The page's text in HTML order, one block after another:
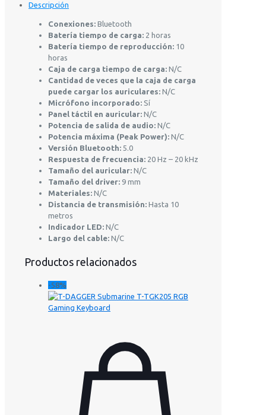
Descripción
Conexiones: Bluetooth
Batería tiempo de carga: 2 horas
Batería tiempo de reproducción: 10
horas
Caja de carga tiempo de carga: N/C
Cantidad de veces que la caja de carga
puede cargar los auriculares: N/C
Micrófono incorporado: Sí
Panel táctil en auricular: N/C
Potencia de salida de audio: N/C
Potencia máxima (Peak Power): N/C
Versión Bluetooth: 5.0
Respuesta de frecuencia: 20 Hz – 20 kHz
Tamaño del auricular: N/C
Tamaño del driver: 9 mm
Materiales: N/C
Distancia de transmisión: Hasta 10
metros
Indicador LED: N/C
Largo del cable: N/C
Productos relacionados
-58%